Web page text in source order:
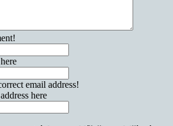
email address!
here